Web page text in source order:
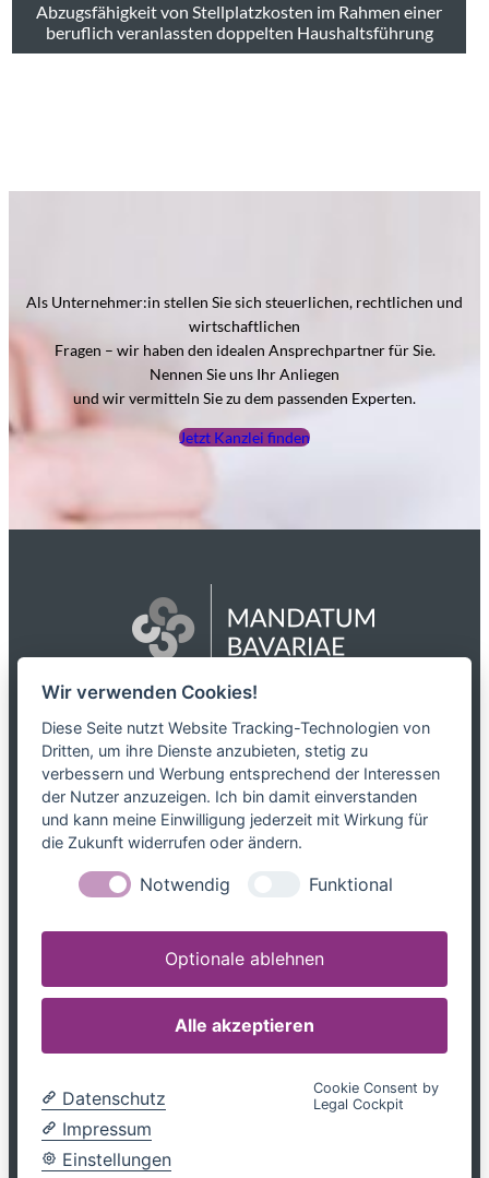
Abzugsfähigkeit von Stellplatzkosten im Rahmen einer
beruflich veranlassten doppelten Haushaltsführung
Als Unternehmer:in stellen Sie sich steuerlichen, rechtlichen und
wirtschaftlichen
Fragen – wir haben den idealen Ansprechpartner für Sie.
Nennen Sie uns Ihr Anliegen
und wir vermitteln Sie zu dem passenden Experten.
Jetzt Kanzlei finden
Das Netzwerk
Partnerkanzleien
Karriere
Kontakt
Leistungen
Downloads
Tel. 0800 599699799
info@mandatum-bavariae.de
Wir verwenden Cookies!
Diese Seite nutzt Website Tracking-Technologien von
Dritten, um ihre Dienste anzubieten, stetig zu
verbessern und Werbung entsprechend der Interessen
der Nutzer anzuzeigen. Ich bin damit einverstanden
und kann meine Einwilligung jederzeit mit Wirkung für
die Zukunft widerrufen oder ändern.
Notwendig Funktional
Optionale ablehnen
Alle akzeptieren
Datenschutz
Impressum
Einstellungen
Cookie Consent by
Legal Cockpit